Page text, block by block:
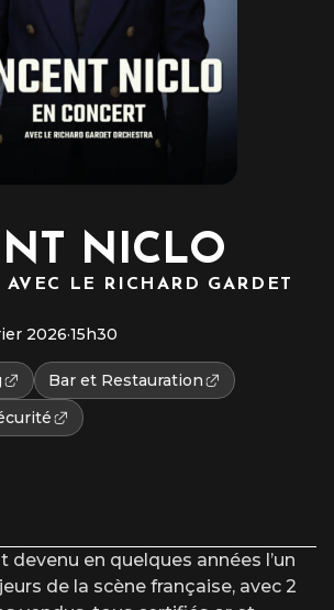
NICLO
AVEC LE RICHARD GARDET
2026·15h30
Bar et Restauration
devenu en quelques années l’un
de la scène française, avec 2